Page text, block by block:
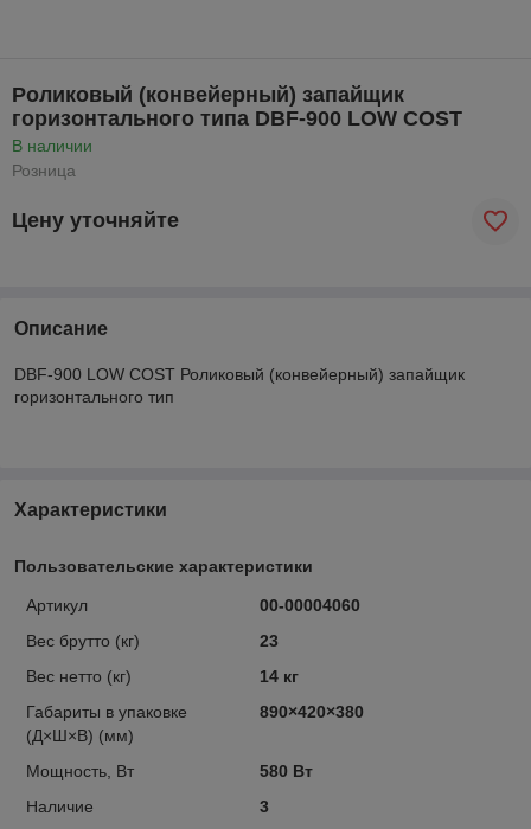
Роликовый (конвейерный) запайщик
горизонтального типа DBF-900 LOW COST
В наличии
Розница
Цену уточняйте
Описание
DBF-900 LOW COST Роликовый (конвейерный) запайщик
горизонтального тип
Характеристики
Пользовательские характеристики
Артикул
00-00004060
Вес брутто (кг)
23
Вес нетто (кг)
14 кг
Габариты в упаковке
(Д×Ш×В) (мм)
890×420×380
Мощность, Вт
580 Вт
Наличие
3